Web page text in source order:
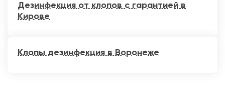
Дезинфекция от клопов с гарантией в
Кирове
Клопы дезинфекция в Воронеже